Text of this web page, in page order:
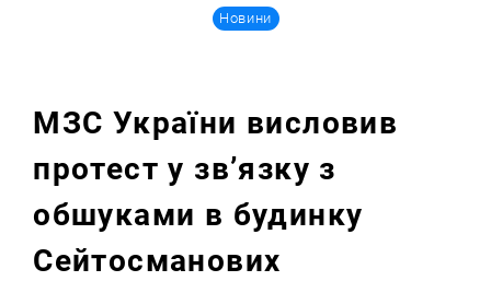
Новини
МЗС України висловив
протест у зв’язку з
обшуками в будинку
Сейтосманових